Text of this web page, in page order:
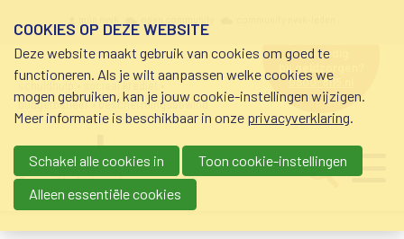
schuldhulp • sociaal krediet •
budgetbeheer • beschermingsbewind
hulp nodig
bij geldzorgen?
0800-8115.nl
Main navigation
COOKIES OP DEZE WEBSITE
Deze website maakt gebruik van cookies om goed te
functioneren. Als je wilt aanpassen welke cookies we
mogen gebruiken, kan je jouw cookie-instellingen wijzigen.
Meer informatie is beschikbaar in onze privacyverklaring.
Schakel alle cookies in
Toon cookie-instellingen
Alleen essentiële cookies